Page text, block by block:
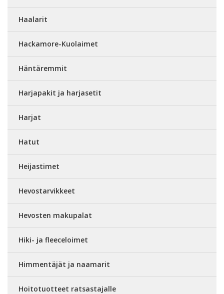
Haalarit
Hackamore-Kuolaimet
Häntäremmit
Harjapakit ja harjasetit
Harjat
Hatut
Heijastimet
Hevostarvikkeet
Hevosten makupalat
Hiki- ja fleeceloimet
Himmentäjät ja naamarit
Hoitotuotteet ratsastajalle